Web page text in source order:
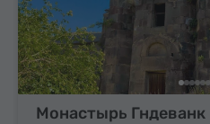
Монастырь Гндеванк